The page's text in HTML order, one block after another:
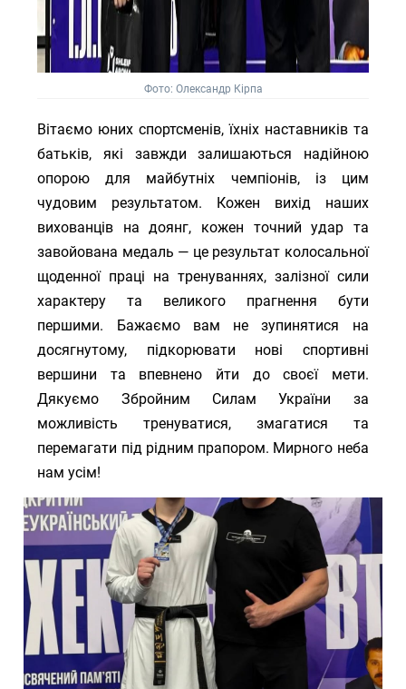
Фото: Олександр Кірпа
Вітаємо юних спортсменів, їхніх наставників та
батьків, які завжди залишаються надійною
опорою для майбутніх чемпіонів, із цим
чудовим результатом. Кожен вихід наших
вихованців на доянг, кожен точний удар та
завойована медаль — це результат колосальної
щоденної праці на тренуваннях, залізної сили
характеру та великого прагнення бути
першими. Бажаємо вам не зупинятися на
досягнутому, підкорювати нові спортивні
вершини та впевнено йти до своєї мети.
Дякуємо Збройним Силам України за
можливість тренуватися, змагатися та
перемагати під рідним прапором. Мирного неба
нам усім!